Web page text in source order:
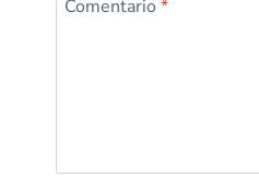
Comentario *